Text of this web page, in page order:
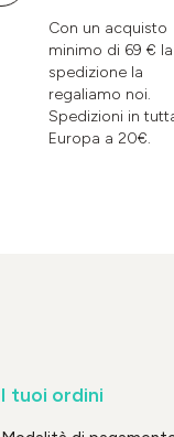
Con un acquisto
minimo di 69 € la
spedizione la
regaliamo noi.
Spedizioni in
Europa a 20€.
I tuoi ordini